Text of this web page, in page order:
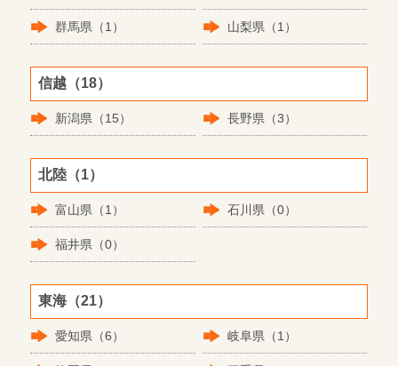
群馬県（1） 山梨県（1）
信越（18）
新潟県（15） 長野県（3）
北陸（1）
富山県（1） 石川県（0）
福井県（0）
東海（21）
愛知県（6） 岐阜県（1）